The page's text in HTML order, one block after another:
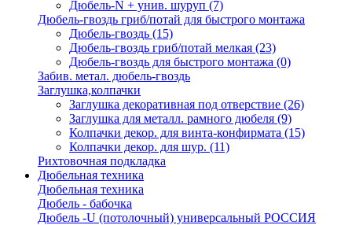
Дюбель-N + унив. шуруп (7)
Дюбель-гвоздь гриб/потай для быстрого монтажа
Дюбель-гвоздь (15)
Дюбель-гвоздь гриб/потай мелкая (23)
Дюбель-гвоздь для быстрого монтажа (0)
Забив. метал. дюбель-гвоздь
Заглушка,колпачки
Заглушка декоративная под отверствие (26)
Заглушка для металл. рамного дюбеля (9)
Колпачки декор. для винта-конфирмата (15)
Колпачки декор. для шур. (11)
Рихтовочная подкладка
Дюбельная техника
Дюбельная техника
Дюбель - бабочка
Дюбель -U (потолочный) универсальный РОССИЯ